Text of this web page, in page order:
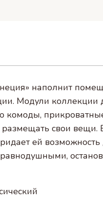
наполнит
Модули
свои вещи.
ей возможность